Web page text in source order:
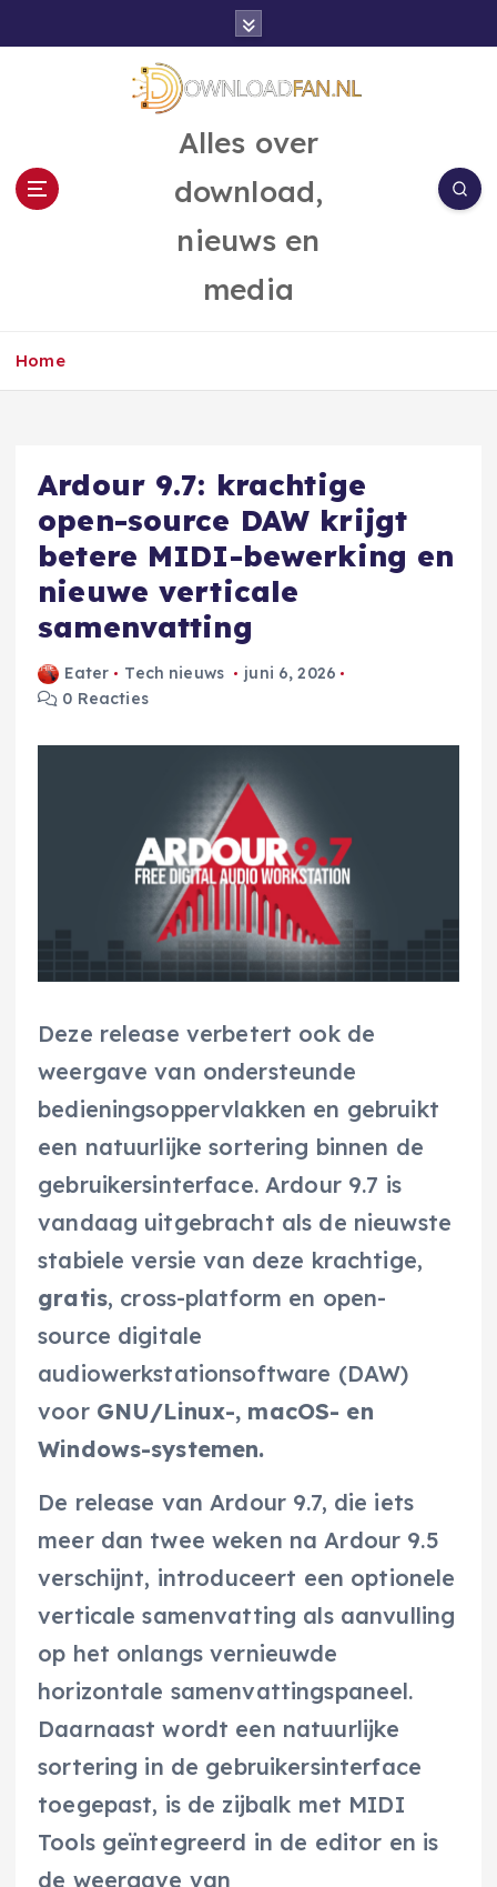
Alles over
download,
nieuws en
media
Home
Ardour 9.7: krachtige
open-source DAW krijgt
betere MIDI-bewerking en
nieuwe verticale
samenvatting
Eater Tech nieuws
juni 6, 2026
0 Reacties
Deze release verbetert ook de
weergave van ondersteunde
bedieningsoppervlakken en gebruikt
een natuurlijke sortering binnen de
gebruikersinterface. Ardour 9.7 is
vandaag uitgebracht als de nieuwste
stabiele versie van deze krachtige,
gratis, cross-platform en open-
source digitale
audiowerkstationsoftware (DAW)
voor GNU/Linux-, macOS- en
Windows-systemen.
De release van Ardour 9.7, die iets
meer dan twee weken na Ardour 9.5
verschijnt, introduceert een optionele
verticale samenvatting als aanvulling
op het onlangs vernieuwde
horizontale samenvattingspaneel.
Daarnaast wordt een natuurlijke
sortering in de gebruikersinterface
toegepast, is de zijbalk met MIDI
Tools geïntegreerd in de editor en is
de weergave van